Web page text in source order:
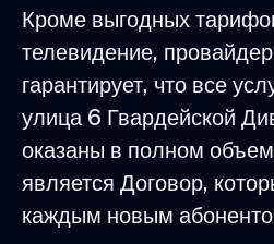
Кроме выгодных
телевидение,
гарантирует, что все
улица 6 Гвардейской
оказаны в полном
является Договор,
каждым новым